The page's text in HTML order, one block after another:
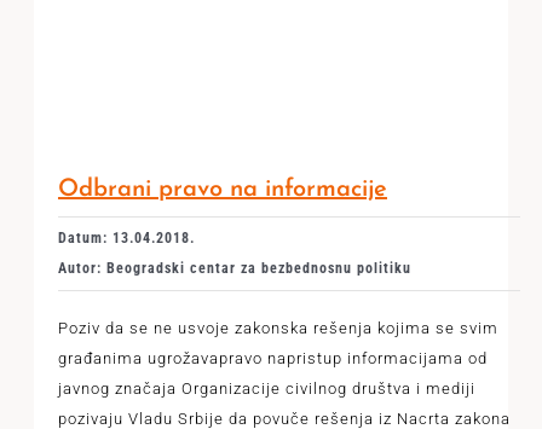
Odbrani pravo na informacije
Datum: 13.04.2018.
Autor: Beogradski centar za bezbednosnu politiku
Poziv da se ne usvoje zakonska rešenja kojima se svim
građanima ugrožavapravo napristup informacijama od
javnog značaja Organizacije civilnog društva i mediji
pozivaju Vladu Srbije da povuče rešenja iz Nacrta zakona